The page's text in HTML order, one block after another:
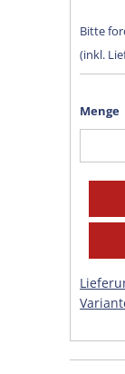
Bitte
(inkl.
Menge